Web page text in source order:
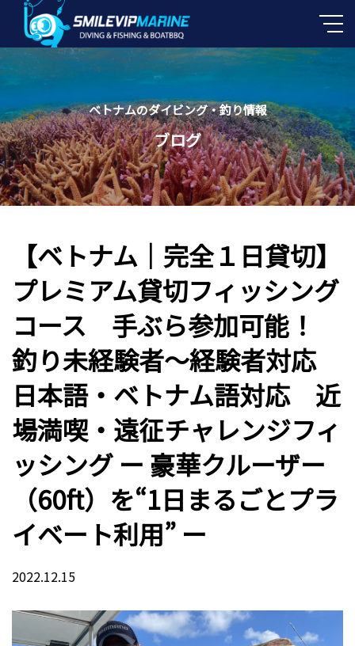
ベトナムのダイビング・釣り情報
ブログ
【ベトナム｜完全１日貸切】
プレミアム貸切フィッシング
コース 手ぶら参加可能！
釣り未経験者〜経験者対応
日本語・ベトナム語対応 近
場満喫・遠征チャレンジフィ
ッシング ー 豪華クルーザー
（60ft）を“1日まるごとプラ
イベート利用” ー
2022.12.15